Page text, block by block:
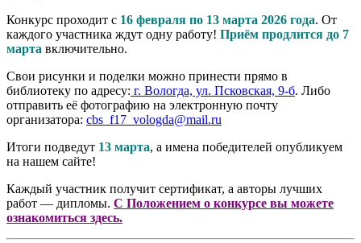
Конкурс проходит с 16 февраля по 13 марта 2026 года. От
каждого участника ждут одну работу! Приём продлится до 7
марта включительно.
Свои рисунки и поделки можно принести прямо в
библиотеку по адресу: г. Вологда, ул. Псковская, 9-б. Либо
отправить её фотографию на электронную почту
организатора: cbs_f17_vologda@mail.ru
Итоги подведут 13 марта, а имена победителей опубликуем
на нашем сайте!
Каждый участник получит сертификат, а авторы лучших
работ — дипломы. С Положением о конкурсе вы можете
ознакомиться здесь.